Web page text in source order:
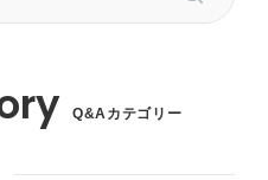
Q&Aカテゴリー